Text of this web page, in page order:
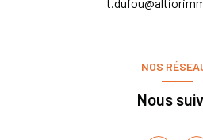
NOS
Nous